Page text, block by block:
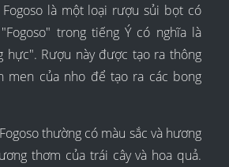
là một loại rượu sủi bọt có
trong tiếng Ý có nghĩa là
hực". Rượu này được tạo ra thông
men của nho để tạo ra các bong
thường có màu sắc và hương
thơm của trái cây và hoa quả.